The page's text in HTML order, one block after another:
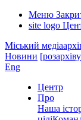
Меню
site logo
Міський
Новини
Eng
Центр
Про
Наша